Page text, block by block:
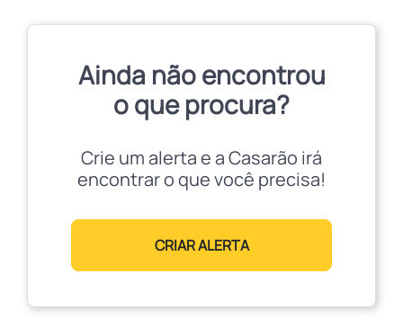
Ainda não encontrou
o que procura?
Crie um alerta e a Casarão irá
encontrar o que você precisa!
CRIAR ALERTA